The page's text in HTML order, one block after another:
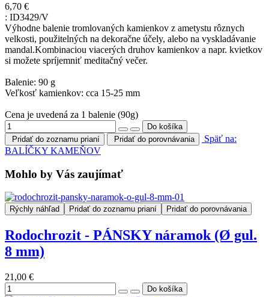
6,70 €
: ID3429/V
Výhodne balenie tromlovaných kamienkov z ametystu rôznych
velkosti, použitelných na dekoračne účely, alebo na vyskladávanie
mandal.Kombinaciou viacerých druhov kamienkov a napr. kvietkov
si možete spríjemniť meditačný večer.
Balenie: 90 g
Veľkosť kamienkov: cca 15-25 mm
Cena je uvedená za 1 balenie (90g)
Pridať do zoznamu prianí Pridať do porovnávania
Späť na:
BALÍČKY KAMEŇOV
Mohlo by Vás zaujímať
Rýchly náhľad Pridať do zoznamu prianí Pridať do porovnávania
Rodochrozit - PÁNSKY náramok (Ø gul.
8 mm)
21,00 €